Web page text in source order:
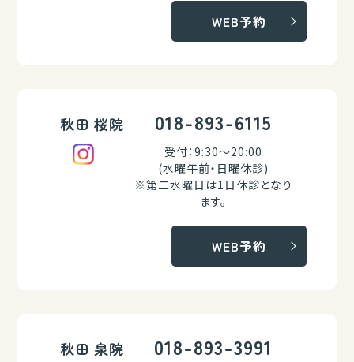
WEB予約
秋田 桜院 018-893-6115
受付：9:30～20:00
(水曜午前・日曜休診)
※第二水曜日は1日休診となり
ます。
WEB予約
秋田 泉院 018-893-3991